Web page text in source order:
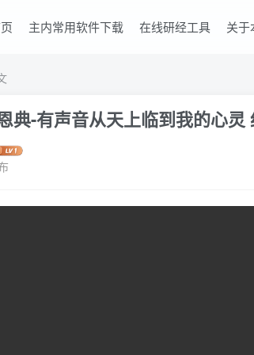
主内常用软件下载 在线研经工具 关于
典-有声音从天上临到我的心灵